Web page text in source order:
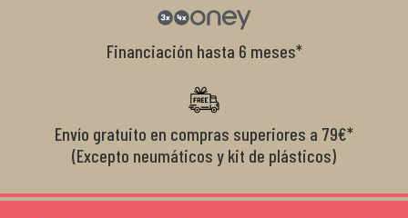
Financiación hasta 6 meses*
Envío gratuito en compras superiores a 79€*
(Excepto neumáticos y kit de plásticos)